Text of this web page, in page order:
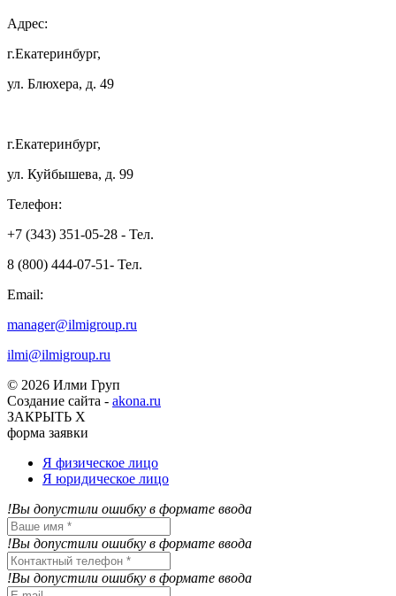
Адрес:
г.Екатеринбург,
ул. Блюхера, д. 49
г.Екатеринбург,
ул. Куйбышева, д. 99
Телефон:
+7 (343) 351-05-28 - Тел.
8 (800) 444-07-51- Тел.
Email:
manager@ilmigroup.ru
ilmi@ilmigroup.ru
© 2026 Илми Груп
Создание сайта - akona.ru
ЗАКРЫТЬ Х
форма заявки
Я физическое лицо
Я юридическое лицо
!Вы допустили ошибку в формате ввода
!Вы допустили ошибку в формате ввода
!Вы допустили ошибку в формате ввода